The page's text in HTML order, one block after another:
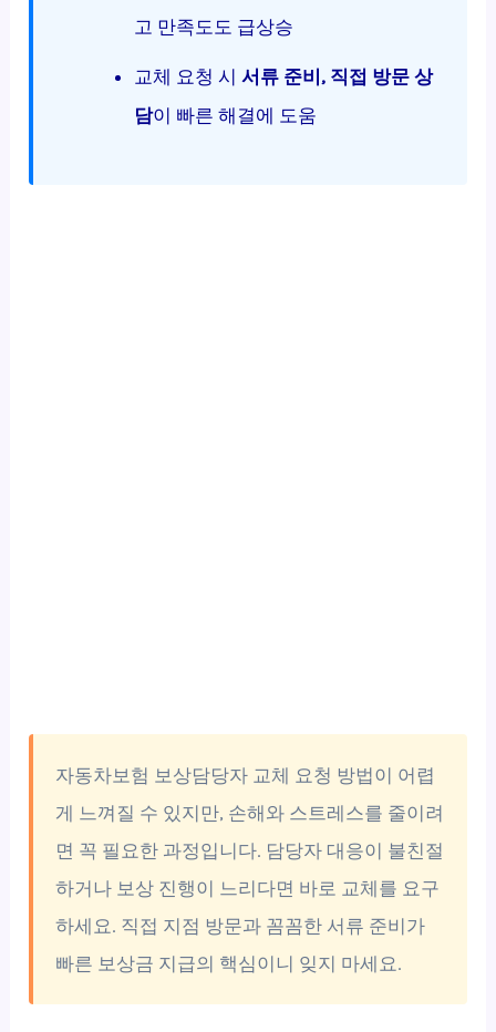
고 만족도도 급상승
교체 요청 시서류 준비, 직접 방문 상
담이 빠른 해결에 도움
자동차보험 보상담당자 교체 요청 방법이 어렵
게 느껴질 수 있지만, 손해와 스트레스를 줄이려
면 꼭 필요한 과정입니다. 담당자 대응이 불친절
하거나 보상 진행이 느리다면 바로 교체를 요구
하세요. 직접 지점 방문과 꼼꼼한 서류 준비가
빠른 보상금 지급의 핵심이니 잊지 마세요.